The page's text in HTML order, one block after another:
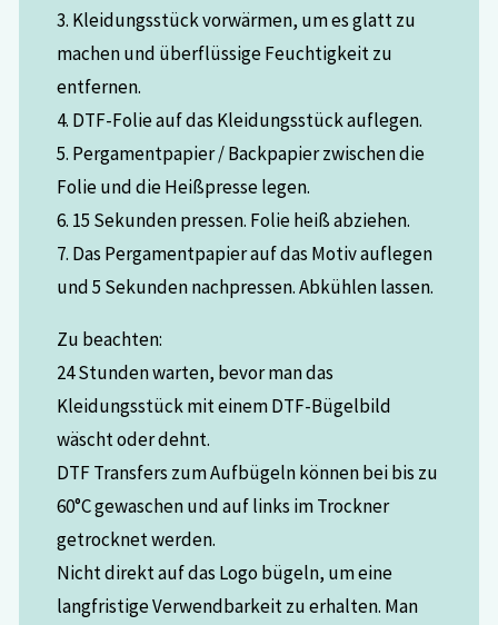
3. Kleidungsstück vorwärmen, um es glatt zu
machen und überflüssige Feuchtigkeit zu
entfernen.
4. DTF-Folie auf das Kleidungsstück auflegen.
5. Pergamentpapier / Backpapier zwischen die
Folie und die Heißpresse legen.
6. 15 Sekunden pressen. Folie heiß abziehen.
7. Das Pergamentpapier auf das Motiv auflegen
und 5 Sekunden nachpressen. Abkühlen lassen.
Zu beachten:
24 Stunden warten, bevor man das
Kleidungsstück mit einem DTF-Bügelbild
wäscht oder dehnt.
DTF Transfers zum Aufbügeln können bei bis zu
60°C gewaschen und auf links im Trockner
getrocknet werden.
Nicht direkt auf das Logo bügeln, um eine
langfristige Verwendbarkeit zu erhalten. Man